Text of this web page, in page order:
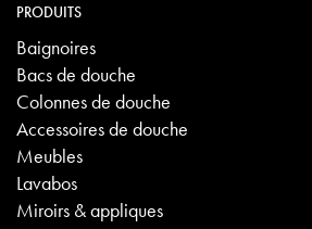
PRODUITS
Baignoires
Bacs de douche
Colonnes de douche
Accessoires de douche
Meubles
Lavabos
Miroirs & appliques